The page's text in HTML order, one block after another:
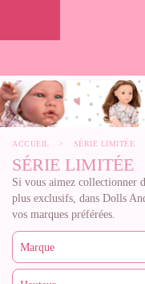
ACCUEIL > SÉRIE LIMITÉE
SÉRIE LIMITÉE
Si vous aimez collectionner
plus exclusifs, dans Dolls
vos marques préférées.